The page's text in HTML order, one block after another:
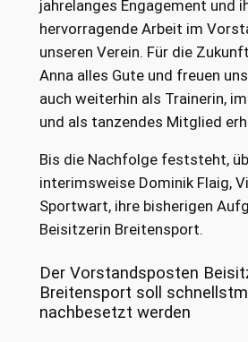
jahrelanges Engagement und
hervorragende Arbeit im
unseren Verein. Für die
Anna alles Gute und freuen
auch weiterhin als Trainerin,
und als tanzendes Mitglied
Bis die Nachfolge feststeht,
interimsweise Dominik Flaig,
Sportwart, ihre bisherigen
Beisitzerin Breitensport.
Der Vorstandsposten
Breitensport soll
nachbesetzt werden